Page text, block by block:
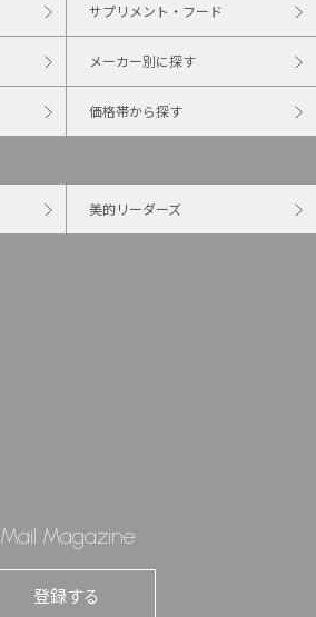
サプリメント・フード
メーカー別に探す
価格帯から探す
美的リーダーズ
Mail Magazine
登録する